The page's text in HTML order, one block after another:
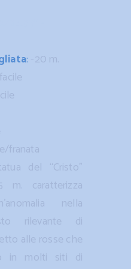
: -20 m.
facile
franata
del “Cristo”
m. caratterizza
nella
rilevante di
alle rosse che
in molti siti di